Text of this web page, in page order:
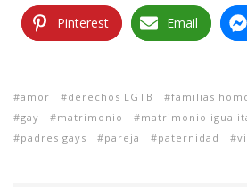
Pinterest Email
amor derechos LGTB familias
gay
matrimonio matrimonio
padres gays
pareja paternidad